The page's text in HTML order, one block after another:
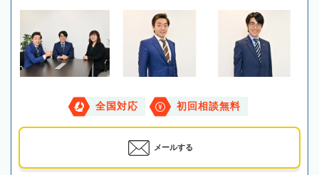
全国対応 初回相談無料
メールする